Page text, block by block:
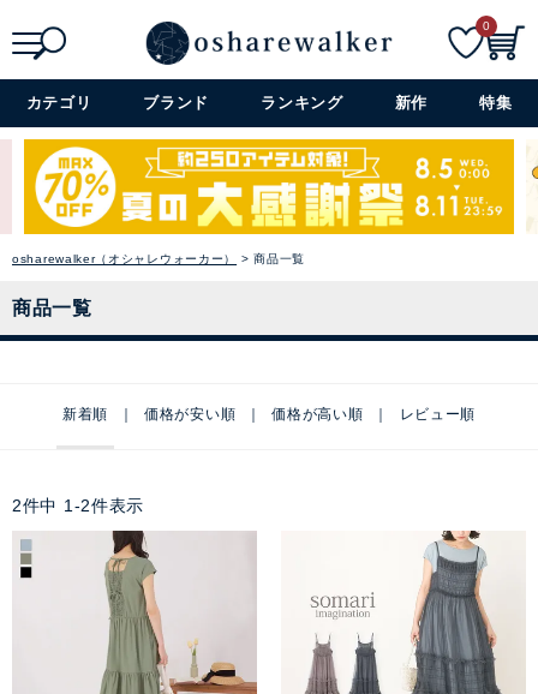
詳細検索+
0
カテゴリ ブランド ランキング 新作 特集
osharewalker（オシャレウォーカー） 商品一覧
商品一覧
新着順 価格が安い順 価格が高い順 レビュー順
2件中 1 -2件表示